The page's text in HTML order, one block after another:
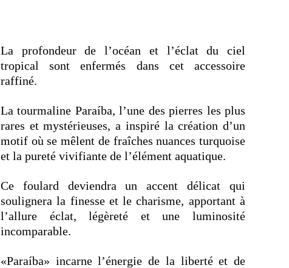
La profondeur de l’océan et l’éclat du ciel
tropical sont enfermés dans cet accessoire
raffiné.
La tourmaline Paraíba, l’une des pierres les plus
rares et mystérieuses, a inspiré la création d’un
motif où se mêlent de fraîches nuances turquoise
et la pureté vivifiante de l’élément aquatique.
Ce foulard deviendra un accent délicat qui
soulignera la finesse et le charisme, apportant à
l’allure éclat, légèreté et une luminosité
incomparable.
«Paraíba» incarne l’énergie de la liberté et de